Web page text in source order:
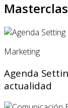
Marketing
Agenda
actualidad